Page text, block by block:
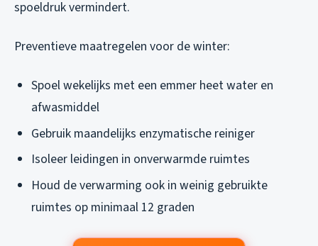
spoeldruk vermindert.
Preventieve maatregelen voor de winter:
Spoel wekelijks met een emmer heet water en
afwasmiddel
Gebruik maandelijks enzymatische reiniger
Isoleer leidingen in onverwarmde ruimtes
Houd de verwarming ook in weinig gebruikte
ruimtes op minimaal 12 graden